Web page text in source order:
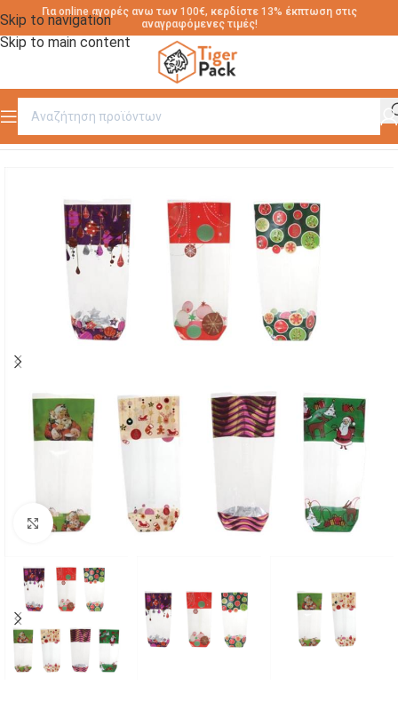
Skip to navigation
Skip to main content
Για online αγορές ανω των 100€, κερδίστε 13% έκπτωση στις
αναγραφόμενες τιμές!
Αρχική σελίδα / ΣΑΚΟΥΛΑΚΙΑ ΠΟΛΥΠΡΟΠΥΛΕΝΙΟΥ
Click to enlarge